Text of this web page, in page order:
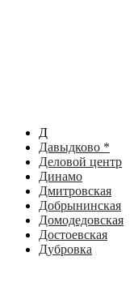
Д
Давыдково *
Деловой центр
Динамо
Дмитровская
Добрынинская
Домодедовская
Достоевская
Дубровка